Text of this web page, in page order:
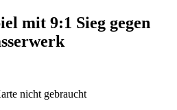
mit 9:1 Sieg gegen
nicht gebraucht